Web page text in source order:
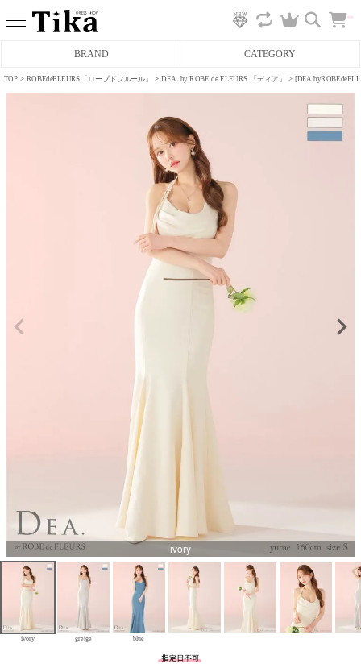
BRAND CATEGORY
タイトロングドレス
へ
TOP ROBEdeFLEURS「ローブドフルール」 DEA. by ROBE de FLEURS 「ディア」
ivory
ivory greige blue